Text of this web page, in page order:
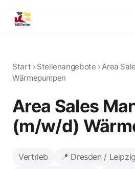
Start › Stellenangebote ›Area
Wärmepumpen
Area Sales
(m/w/d)
Vertrieb
📍 Dresden /